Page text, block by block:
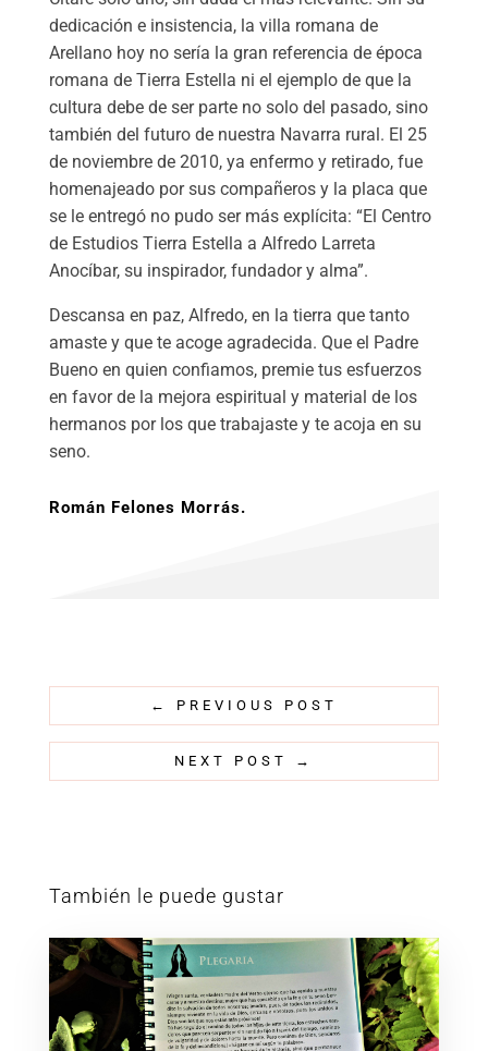
dedicación e insistencia, la villa romana de
Arellano hoy no sería la gran referencia de época
romana de Tierra Estella ni el ejemplo de que la
cultura debe de ser parte no solo del pasado, sino
también del futuro de nuestra Navarra rural. El 25
de noviembre de 2010, ya enfermo y retirado, fue
homenajeado por sus compañeros y la placa que
se le entregó no pudo ser más explícita: “El Centro
de Estudios Tierra Estella a Alfredo Larreta
Anocíbar, su inspirador, fundador y alma”.
Descansa en paz, Alfredo, en la tierra que tanto
amaste y que te acoge agradecida. Que el Padre
Bueno en quien confiamos, premie tus esfuerzos
en favor de la mejora espiritual y material de los
hermanos por los que trabajaste y te acoja en su
seno.
Román Felones Morrás.
← PREVIOUS POST
NEXT POST →
También le puede gustar